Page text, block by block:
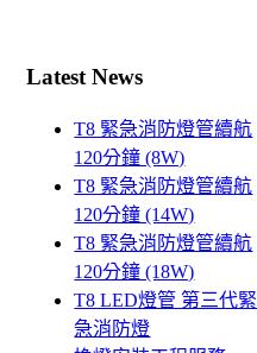
Latest News
T8 緊急消防燈管續航
120分鐘 (8W)
T8 緊急消防燈管續航
120分鐘 (14W)
T8 緊急消防燈管續航
120分鐘 (18W)
T8 LED燈管 第三代緊
急消防燈